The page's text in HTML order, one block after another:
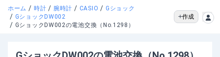
ホーム / 時計 / 腕時計 / CASIO / Gショック
/ GショックDW002
/ GショックDW002の電池交換（No.1298）
作成